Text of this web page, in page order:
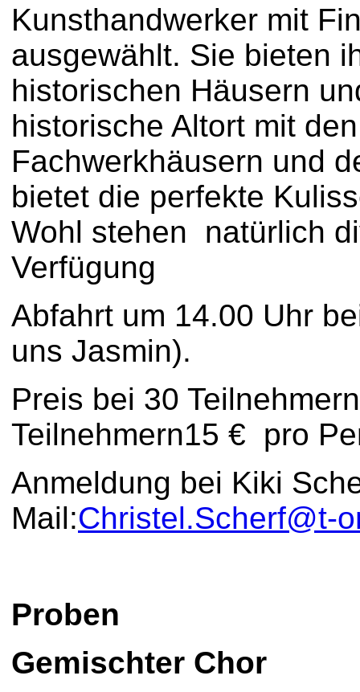
Kunsthandwerker mit
ausgewählt. Sie bieten
historischen Häusern
historische Altort mit
Fachwerkhäusern und
bietet die perfekte
Wohl stehen natürlich
Verfügung
Abfahrt um 14.00 Uhr
uns Jasmin).
Preis bei 30
Teilnehmern15 € pro
Anmeldung bei Kiki
Mail:Christel.Scherf@t-
Proben
Gemischter Chor